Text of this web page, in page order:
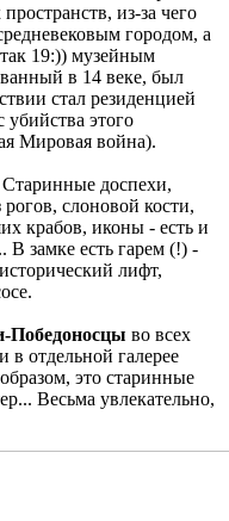
из-за чего
городом, а
19:)) музейным
в 14 веке, был
стал резиденцией
этого
Мировая война).
Старинные доспехи,
слоновой кости,
крабов, иконы - есть и
В замке есть гарем (!) -
лифт,
Победоносцы во всех
отдельной галерее
это старинные
Весьма увлекательно,